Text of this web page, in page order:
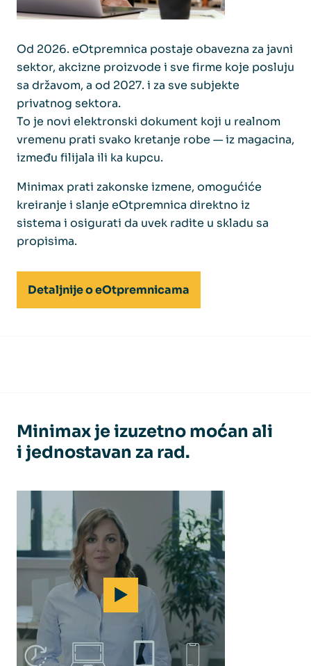
Od 2026. eOtpremnica postaje obavezna za javni
sektor, akcizne proizvode i sve firme koje posluju
sa državom, a od 2027. i za sve subjekte
privatnog sektora.
To je novi elektronski dokument koji u realnom
vremenu prati svako kretanje robe — iz magacina,
između filijala ili ka kupcu.
Minimax prati zakonske izmene, omogućiće
kreiranje i slanje eOtpremnica direktno iz
sistema i osigurati da uvek radite u skladu sa
propisima.
Detaljnije o eOtpremnicama
Minimax je izuzetno moćan ali
i jednostavan za rad.